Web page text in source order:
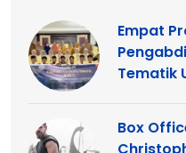
Empat
Tematik
Box